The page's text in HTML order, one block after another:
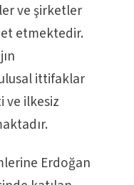
ve şirketler
etmektedir.
ittifaklar
ve ilkesiz
Erdoğan